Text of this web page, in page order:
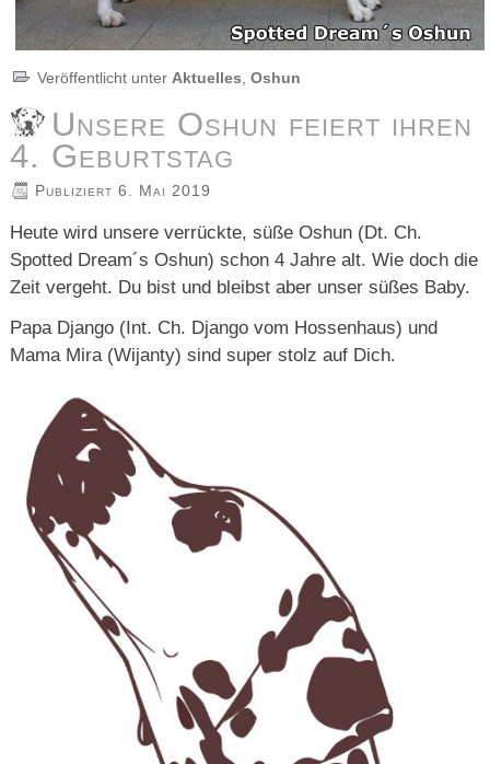
Veröffentlicht unter Aktuelles ,Oshun
Unsere Oshun feiert ihren
4. Geburtstag
Publiziert 6. Mai 2019
Heute wird unsere verrückte, süße Oshun (Dt. Ch.
Spotted Dream´s Oshun) schon 4 Jahre alt. Wie doch die
Zeit vergeht. Du bist und bleibst aber unser süßes Baby.
Papa Django (Int. Ch. Django vom Hossenhaus) und
Mama Mira (Wijanty) sind super stolz auf Dich.